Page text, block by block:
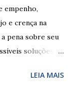
empenho,
e crença na
pena sobre seu
soluções.
de expressar o
LEIA MAIS